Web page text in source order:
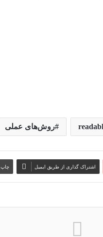
روش‌های عملی
اشتراک گذاری از طریق ایمیل چاپ